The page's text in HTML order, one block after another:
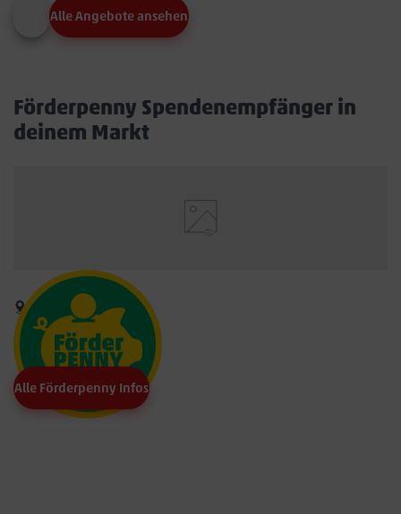
Alle Angebote ansehen
Förderpenny Spendenempfänger in
deinem Markt
Alle Förderpenny Infos